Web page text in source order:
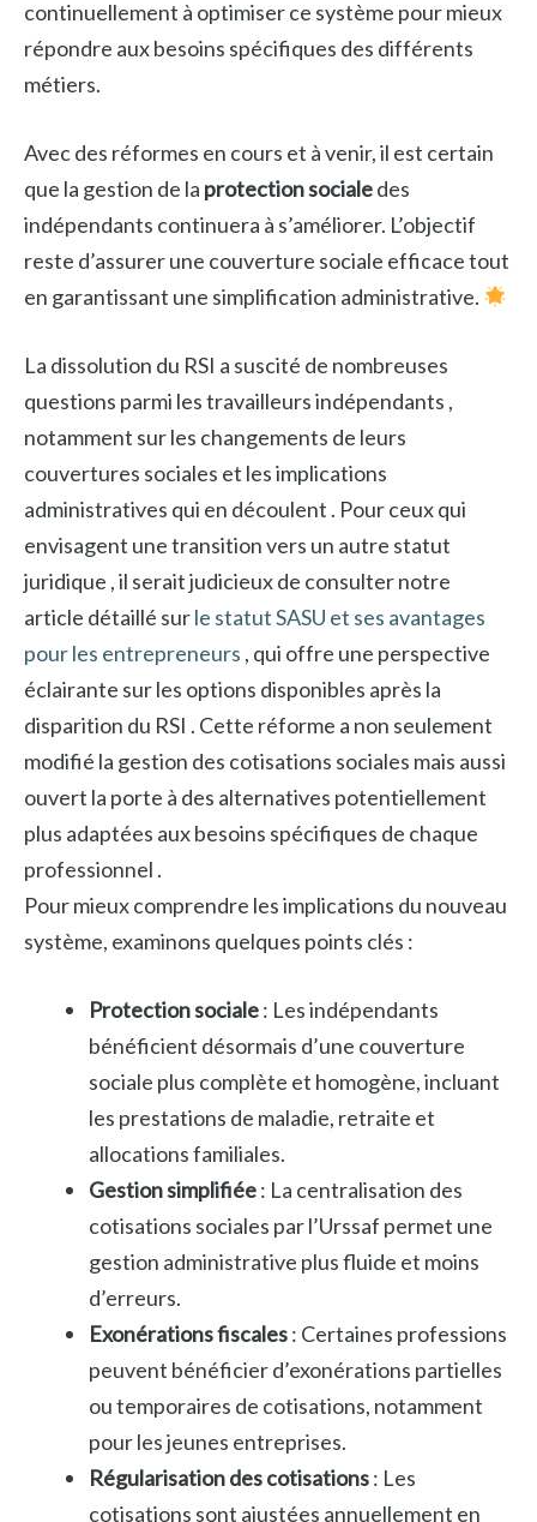
continuellement à optimiser ce système pour mieux
répondre aux besoins spécifiques des différents
métiers.
Avec des réformes en cours et à venir, il est certain
que la gestion de la protection socialedes
indépendants continuera à s’améliorer. L’objectif
reste d’assurer une couverture sociale efficace tout
en garantissant une simplification administrative.
La dissolution du RSI a suscité de nombreuses
questions parmi les travailleurs indépendants ,
notamment sur les changements de leurs
couvertures sociales et les implications
administratives qui en découlent . Pour ceux qui
envisagent une transition vers un autre statut
juridique , il serait judicieux de consulter notre
article détaillé surle statut SASU et ses avantages
pour les entrepreneurs , qui offre une perspective
éclairante sur les options disponibles après la
disparition du RSI . Cette réforme a non seulement
modifié la gestion des cotisations sociales mais aussi
ouvert la porte à des alternatives potentiellement
plus adaptées aux besoins spécifiques de chaque
professionnel .
Pour mieux comprendre les implications du nouveau
système, examinons quelques points clés :
Protection sociale: Les indépendants
bénéficient désormais d’une couverture
sociale plus complète et homogène, incluant
les prestations de maladie, retraite et
allocations familiales.
Gestion simplifiée: La centralisation des
cotisations sociales par l’Urssaf permet une
gestion administrative plus fluide et moins
d’erreurs.
Exonérations fiscales: Certaines professions
peuvent bénéficier d’exonérations partielles
ou temporaires de cotisations, notamment
pour les jeunes entreprises.
Régularisation des cotisations: Les
cotisations sont ajustées annuellement en